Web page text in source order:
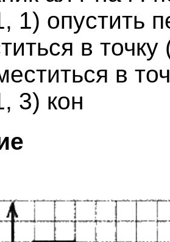
1) опустить
в
в
3) кон